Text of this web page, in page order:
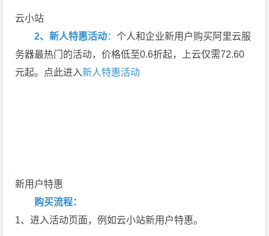
云小站
2、新人特惠活动：个人和企业新用户购买阿里云服
务器最热门的活动，价格低至0.6折起，上云仅需72.60
元起。点此进入新人特惠活动
新用户特惠
购买流程：
1、进入活动页面，例如云小站新用户特惠。